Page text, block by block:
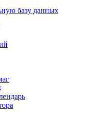
базу данных